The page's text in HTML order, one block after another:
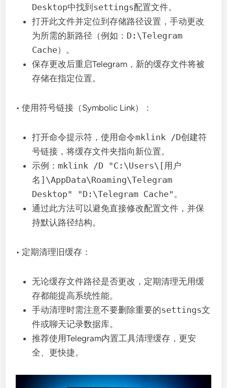
Desktop中找到settings配置文件。
打开此文件并定位到存储路径设置，手动更改
为所需的新路径（例如： D:\Telegram
Cache）。
保存更改后重启Telegram，新的缓存文件将被
存储在指定位置。
• 使用符号链接（Symbolic Link）：
打开命令提示符，使用命令mklink /D创建符
号链接，将缓存文件夹指向新位置。
示例： mklink /D "C:\Users\[用户
名]\AppData\Roaming\Telegram
Desktop" "D:\Telegram Cache" 。
通过此方法可以避免直接修改配置文件，并保
持默认路径结构。
• 定期清理旧缓存：
无论缓存文件路径是否更改，定期清理无用缓
存都能提高系统性能。
手动清理时需注意不要删除重要的settings文
件或聊天记录数据库。
推荐使用Telegram内置工具清理缓存，更安
全、更快捷。